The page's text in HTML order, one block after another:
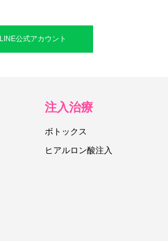
LINE公式アカウント
注入治療
ボトックス
ヒアルロン酸注入